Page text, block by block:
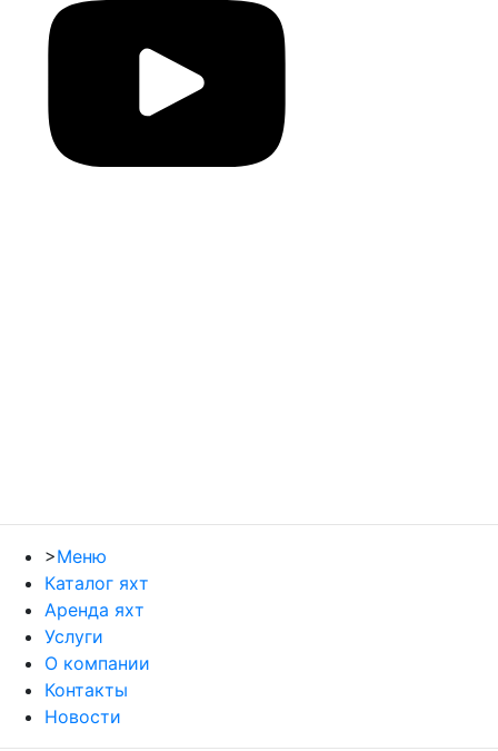
>Меню
Каталог яхт
Аренда яхт
Услуги
О компании
Контакты
Новости